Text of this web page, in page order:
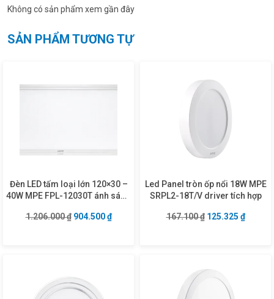
Không có sản phẩm xem gần đây
SẢN PHẨM TƯƠNG TỰ
Đèn LED tấm loại lớn 120×30 –
40W MPE FPL-12030T ánh sáng
1.206.000₫ Giá gốc là: 1.206.000 ₫.
904.500₫Giá hiện tại là: 904.500 ₫.
Led Panel tròn ốp nổi 18W MPE
SRPL2-18T/V driver tích hợp
167.100₫ Giá gốc là:
125.325 ₫Giá